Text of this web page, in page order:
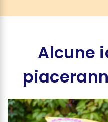
Alcune